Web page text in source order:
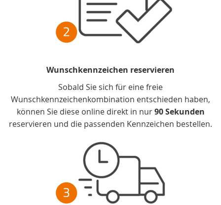
Wunschkennzeichen reservieren
Sobald Sie sich für eine freie
Wunschkennzeichenkombination entschieden haben,
können Sie diese online direkt in nur90 Sekunden
reservieren und die passenden Kennzeichen bestellen.